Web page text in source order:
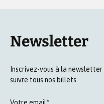
Newsletter
Inscrivez-vous à la newsletter
suivre tous nos billets.